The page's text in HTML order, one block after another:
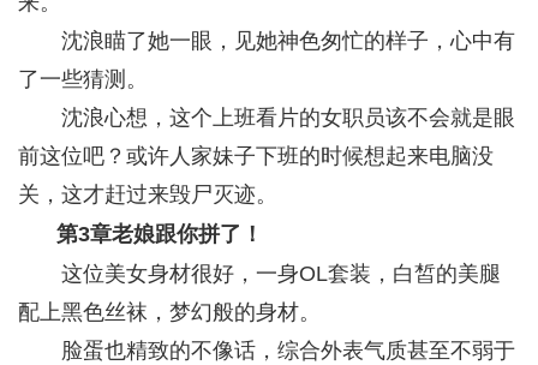
沈浪瞄了她一眼，见她神色匆忙的样子，心中有
了一些猜测。
沈浪心想，这个上班看片的女职员该不会就是眼
前这位吧？或许人家妹子下班的时候想起来电脑没
关，这才赶过来毁尸灭迹。
第3章老娘跟你拼了！
这位美女身材很好，一身OL套装，白皙的美腿
配上黑色丝袜，梦幻般的身材。
脸蛋也精致的不像话，综合外表气质甚至不弱于